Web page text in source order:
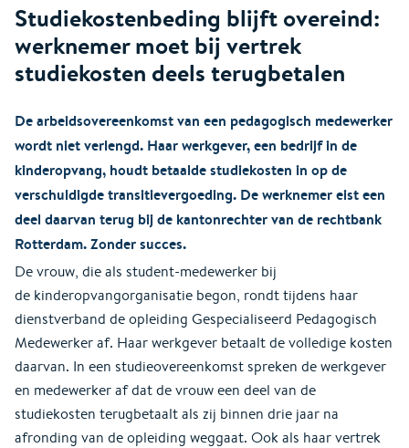
Studiekostenbeding blijft overeind:
werknemer moet bij vertrek
studiekosten deels terugbetalen
De arbeidsovereenkomst van een pedagogisch medewerker
wordt niet verlengd. Haar werkgever, een bedrijf in de
kinderopvang, houdt betaalde studiekosten in op de
verschuldigde transitievergoeding. De werknemer eist een
deel daarvan terug bij de kantonrechter van de rechtbank
Rotterdam. Zonder succes.
De vrouw, die als student-medewerker bij
de kinderopvangorganisatie begon, rondt tijdens haar
dienstverband de opleiding Gespecialiseerd Pedagogisch
Medewerker af. Haar werkgever betaalt de volledige kosten
daarvan. In een studieovereenkomst spreken de werkgever
en medewerker af dat de vrouw een deel van de
studiekosten terugbetaalt als zij binnen drie jaar na
afronding van de opleiding weggaat. Ook als haar vertrek